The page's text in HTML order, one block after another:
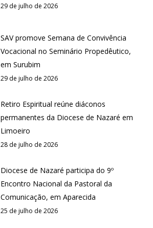
29 de julho de 2026
SAV promove Semana de Convivência
Vocacional no Seminário Propedêutico,
em Surubim
29 de julho de 2026
Retiro Espiritual reúne diáconos
permanentes da Diocese de Nazaré em
Limoeiro
28 de julho de 2026
Diocese de Nazaré participa do 9º
Encontro Nacional da Pastoral da
Comunicação, em Aparecida
25 de julho de 2026